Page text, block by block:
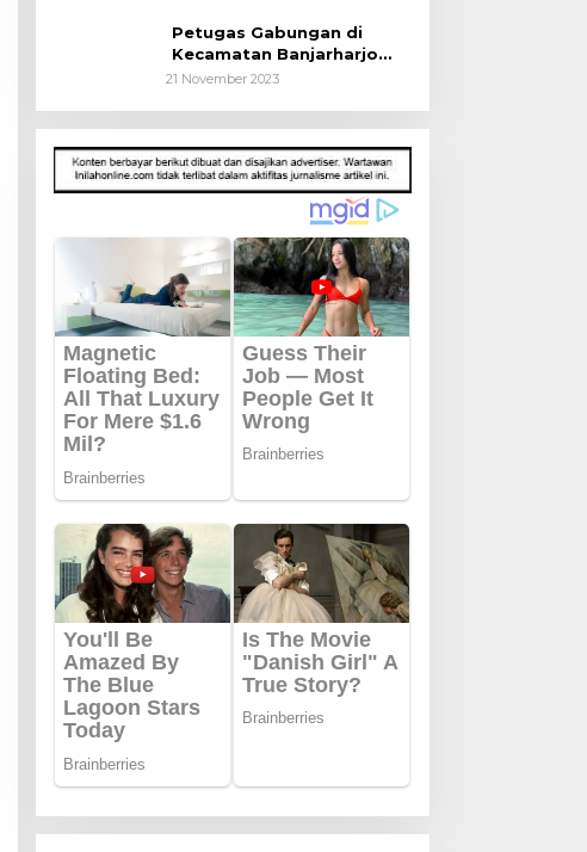
Petugas Gabungan di
Kecamatan Banjarharjo
Patroli Anak Sekolah
21 November 2023